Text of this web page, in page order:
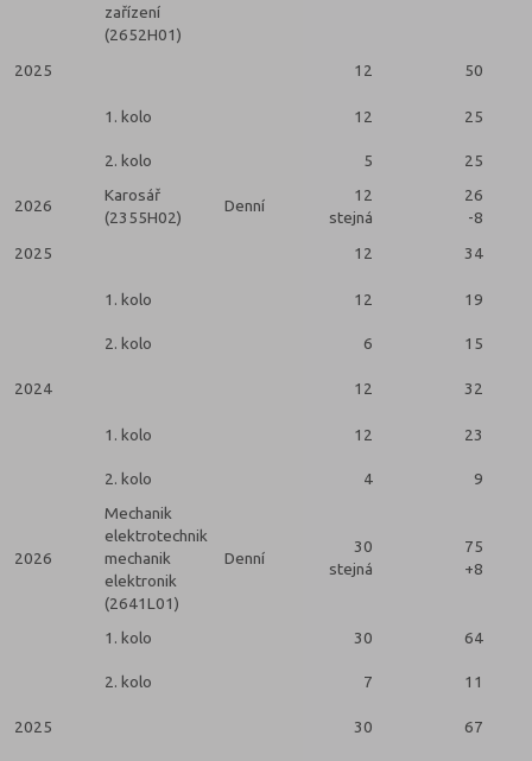
zařízení
(2652H01)
2025 12 50
1. kolo
12 25
2. kolo 5 25
2026
Karosář
(2355H02)
Denní
12
stejná
26
-8
2025
12 34
1. kolo
12 19
2. kolo 6 15
2024 12 32
1. kolo
12 23
2. kolo 4 9
2026
Mechanik
elektrotechnik
mechanik
elektronik
(2641L01)
Denní
30
stejná
75
+8
1. kolo 30 64
2. kolo 7 11
2025 30 67